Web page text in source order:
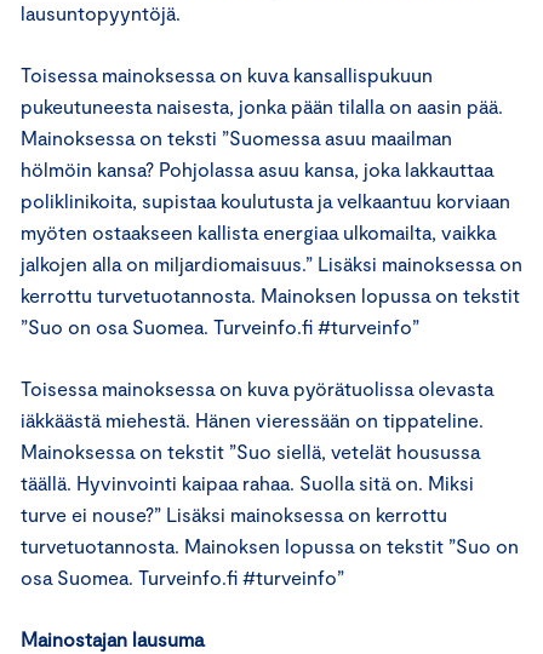
lausuntopyyntöjä.
Toisessa mainoksessa on kuva kansallispukuun
pukeutuneesta naisesta, jonka pään tilalla on aasin pää.
Mainoksessa on teksti ”Suomessa asuu maailman
hölmöin kansa? Pohjolassa asuu kansa, joka lakkauttaa
poliklinikoita, supistaa koulutusta ja velkaantuu korviaan
myöten ostaakseen kallista energiaa ulkomailta, vaikka
jalkojen alla on miljardiomaisuus.” Lisäksi mainoksessa on
kerrottu turvetuotannosta. Mainoksen lopussa on tekstit
”Suo on osa Suomea. Turveinfo.fi #turveinfo”
Toisessa mainoksessa on kuva pyörätuolissa olevasta
iäkkäästä miehestä. Hänen vieressään on tippateline.
Mainoksessa on tekstit ”Suo siellä, vetelät housussa
täällä. Hyvinvointi kaipaa rahaa. Suolla sitä on. Miksi
turve ei nouse?” Lisäksi mainoksessa on kerrottu
turvetuotannosta. Mainoksen lopussa on tekstit ”Suo on
osa Suomea. Turveinfo.fi #turveinfo”
Mainostajan lausuma